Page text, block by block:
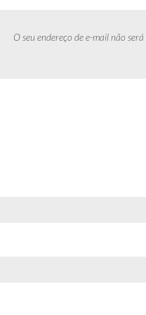
O seu endereço de e-mail não